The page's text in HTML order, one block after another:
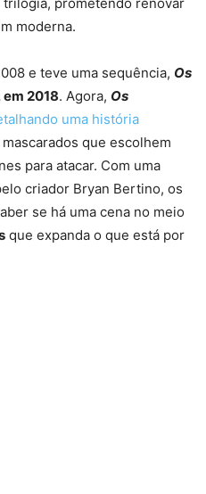
moderna.
e teve uma sequência, Os
em 2018. Agora, Os
uma história
que escolhem
para atacar. Com uma
criador Bryan Bertino, os
se há uma cena no meio
que expanda o que está por